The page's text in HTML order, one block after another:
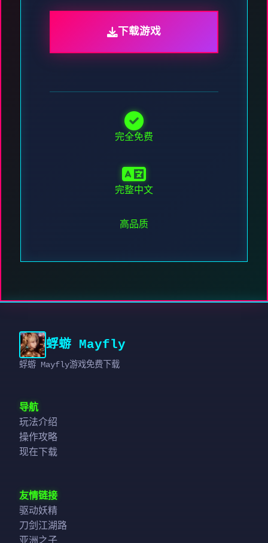
下载游戏
完全免费
完整中文
高品质
蜉蝣 Mayfly
蜉蝣 Mayfly游戏免费下载
导航
玩法介绍
操作攻略
现在下载
友情链接
驱动妖精
刀剑江湖路